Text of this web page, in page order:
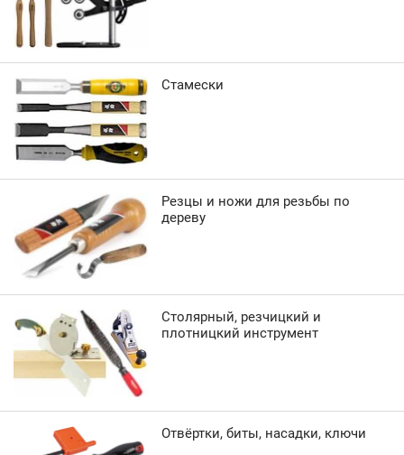
Стамески
Резцы и ножи для резьбы по
дереву
Столярный, резчицкий и
плотницкий инструмент
Отвёртки, биты, насадки, ключи